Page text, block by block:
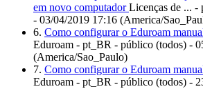
em novo computadorLicenças de ...
- 03/04/2019 17:16 (America/
6. Como configurar o Eduroam
Eduroam - pt_BR - público (todos) -
(America/Sao_Paulo)
7. Como configurar o Eduroam
Eduroam - pt_BR - público (todos) -